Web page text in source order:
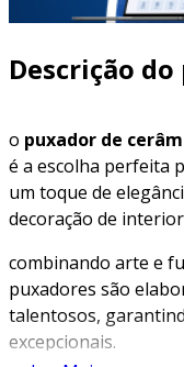
Descrição
o puxador de
é a escolha perfeita
um toque de
decoração de
combinando arte e
puxadores são
talentosos,
excepcionais.